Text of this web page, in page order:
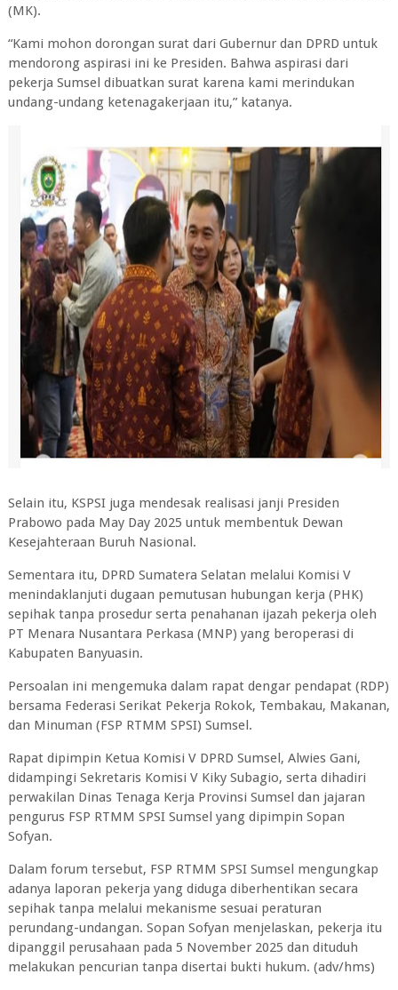
(MK).
“Kami mohon dorongan surat dari Gubernur dan DPRD untuk
mendorong aspirasi ini ke Presiden. Bahwa aspirasi dari
pekerja Sumsel dibuatkan surat karena kami merindukan
undang-undang ketenagakerjaan itu,” katanya.
Selain itu, KSPSI juga mendesak realisasi janji Presiden
Prabowo pada May Day 2025 untuk membentuk Dewan
Kesejahteraan Buruh Nasional.
Sementara itu, DPRD Sumatera Selatan melalui Komisi V
menindaklanjuti dugaan pemutusan hubungan kerja (PHK)
sepihak tanpa prosedur serta penahanan ijazah pekerja oleh
PT Menara Nusantara Perkasa (MNP) yang beroperasi di
Kabupaten Banyuasin.
Persoalan ini mengemuka dalam rapat dengar pendapat (RDP)
bersama Federasi Serikat Pekerja Rokok, Tembakau, Makanan,
dan Minuman (FSP RTMM SPSI) Sumsel.
Rapat dipimpin Ketua Komisi V DPRD Sumsel, Alwies Gani,
didampingi Sekretaris Komisi V Kiky Subagio, serta dihadiri
perwakilan Dinas Tenaga Kerja Provinsi Sumsel dan jajaran
pengurus FSP RTMM SPSI Sumsel yang dipimpin Sopan
Sofyan.
Dalam forum tersebut, FSP RTMM SPSI Sumsel mengungkap
adanya laporan pekerja yang diduga diberhentikan secara
sepihak tanpa melalui mekanisme sesuai peraturan
perundang-undangan. Sopan Sofyan menjelaskan, pekerja itu
dipanggil perusahaan pada 5 November 2025 dan dituduh
melakukan pencurian tanpa disertai bukti hukum. (adv/hms)